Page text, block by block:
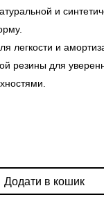
и
легкости и
резины для
Додати в кошик